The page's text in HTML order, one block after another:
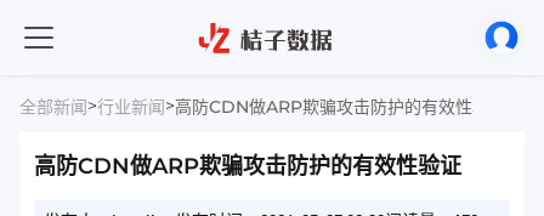
全部新闻>行业新闻>高防CDN做ARP欺骗攻击防护的有效性验证
高防CDN做ARP欺骗攻击防护的有效性验证